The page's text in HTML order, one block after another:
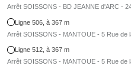
Arrêt SOISSONS - BD JEANNE d'ARC -
Ligne 506, à 367 m
Arrêt SOISSONS - MANTOUE - 5 Rue de
Ligne 512, à 367 m
Arrêt SOISSONS - MANTOUE - 5 Rue de